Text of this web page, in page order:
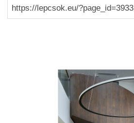
https://lepcsok.eu/?page_id=3933